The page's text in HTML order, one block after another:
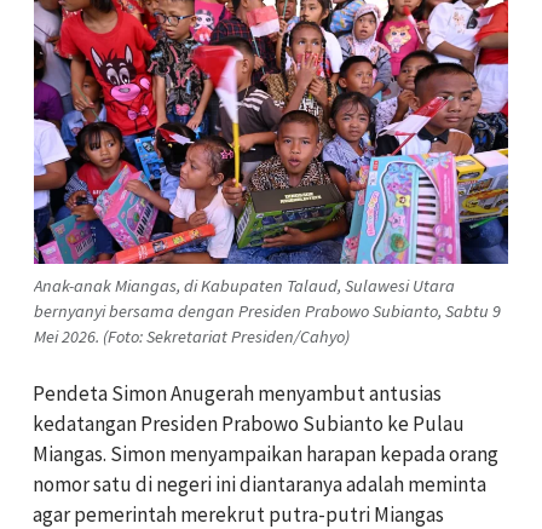
Anak-anak Miangas, di Kabupaten Talaud, Sulawesi Utara
bernyanyi bersama dengan Presiden Prabowo Subianto, Sabtu 9
Mei 2026. (Foto: Sekretariat Presiden/Cahyo)
Pendeta Simon Anugerah menyambut antusias
kedatangan Presiden Prabowo Subianto ke Pulau
Miangas. Simon menyampaikan harapan kepada orang
nomor satu di negeri ini diantaranya adalah meminta
agar pemerintah merekrut putra-putri Miangas